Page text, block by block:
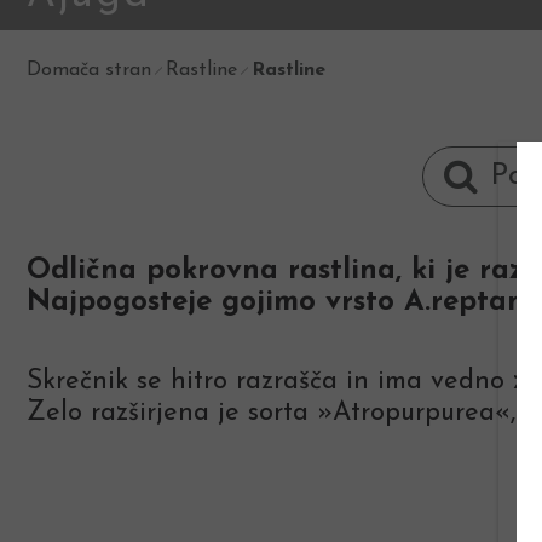
Domača stran Rastline Rastline
Odlična pokrovna rastlina, ki je
Najpogosteje gojimo vrsto A.reptans
Skrečnik se hitro razrašča in ima vedno
Zelo razširjena je sorta »Atropurpurea«,